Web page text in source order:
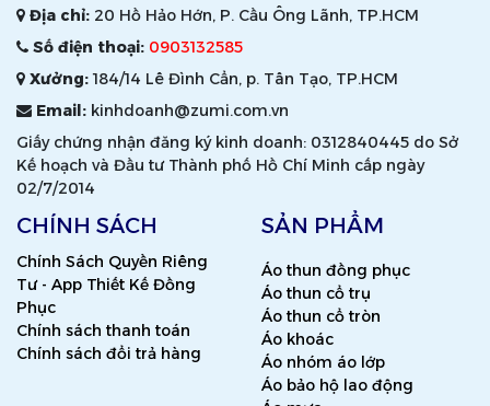
Địa chỉ: 20 Hồ Hảo Hớn, P. Cầu Ông Lãnh, TP.HCM
Số điện thoại: 0903132585
Xưởng:184/14 Lê Đình Cẩn, p. Tân Tạo, TP.HCM
Email: kinhdoanh@zumi.com.vn
Giấy chứng nhận đăng ký kinh doanh: 0312840445 do Sở
Kế hoạch và Đầu tư Thành phố Hồ Chí Minh cấp ngày
02/7/2014
CHÍNH SÁCH
Chính Sách Quyền Riêng
Tư - App Thiết Kế Đồng
Phục
Chính sách thanh toán
Chính sách đổi trả hàng
SẢN PHẨM
Áo thun đồng phục
Áo thun cổ trụ
Áo thun cổ tròn
Áo khoác
Áo nhóm áo lớp
Áo bảo hộ lao động